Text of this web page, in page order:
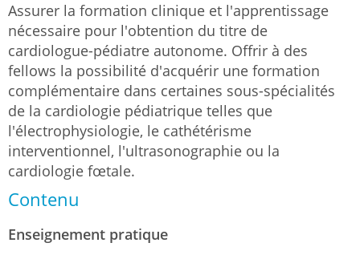
Assurer la formation clinique et l'apprentissage
nécessaire pour l'obtention du titre de
cardiologue-pédiatre autonome. Offrir à des
fellows la possibilité d'acquérir une formation
complémentaire dans certaines sous-spécialités
de la cardiologie pédiatrique telles que
l'électrophysiologie, le cathétérisme
interventionnel, l'ultrasonographie ou la
cardiologie fœtale.
Contenu
Enseignement pratique